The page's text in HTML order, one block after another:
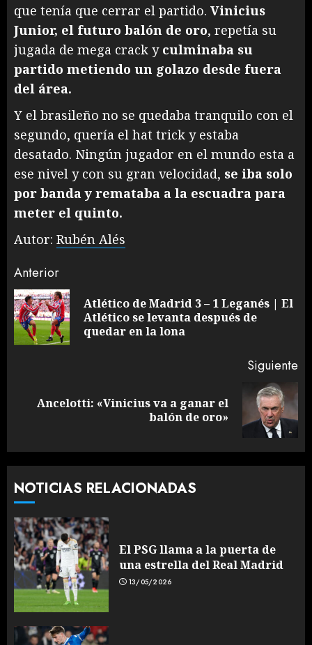
que tenía que cerrar el partido. Vinicius
Junior, el futuro balón de oro, repetía su
jugada de mega crack y culminaba su
partido metiendo un golazo desde fuera
del área.
Y el brasileño no se quedaba tranquilo con el
segundo, quería el hat trick y estaba
desatado. Ningún jugador en el mundo esta a
ese nivel y con su gran velocidad, se iba solo
por banda y remataba a la escuadra para
meter el quinto.
Autor: Rubén Alés
Sigue
leyendo
Anterior
Atlético de Madrid 3 – 1 Leganés | El
Atlético se levanta después de
quedar en la lona
Siguiente
Siguiente
Ancelotti: «Vinicius va a ganar el
balón de oro»
NOTICIAS RELACIONADAS
El PSG llama a la puerta de
una estrella del Real Madrid
13/05/2026